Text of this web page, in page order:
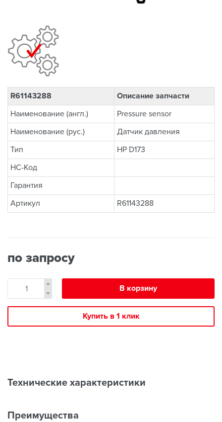
R61143288
Описание запчасти
Наименование (англ.)
Pressure sensor
Наименование (рус.)
Датчик давления
Тип
HP D173
НС-Код
Гарантия
Артикул
R61143288
по запросу
В корзину
Купить в 1 клик
Технические характеристики
Преимущества